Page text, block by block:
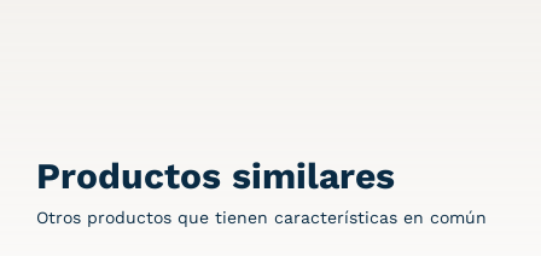
Productos similares
Otros productos que tienen características en común